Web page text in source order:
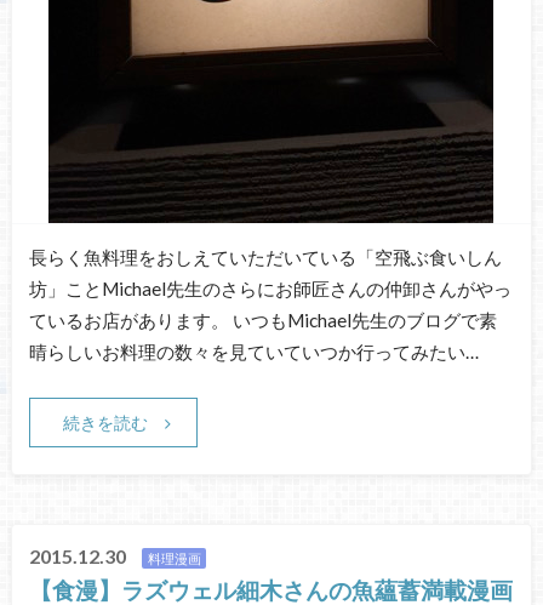
長らく魚料理をおしえていただいている「空飛ぶ食いしん
坊」ことMichael先生のさらにお師匠さんの仲卸さんがやっ
ているお店があります。 いつもMichael先生のブログで素
晴らしいお料理の数々を見ていていつか行ってみたい…
続きを読む
2015.12.30 料理漫画
【食漫】ラズウェル細木さんの魚蘊蓄満載漫画